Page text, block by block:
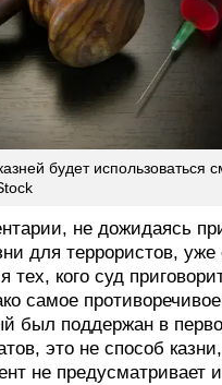
будет использоваться
не дожидаясь
для террористов,
кого суд
самое
был поддержан в
это не способ
не предусматривает